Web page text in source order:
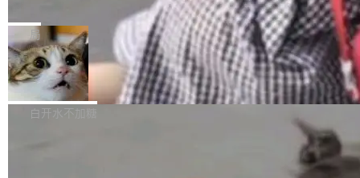
iel Gross 来自 Weil 律所，2 月 23 日下午 5:53
给 OpenAI 总法律顾问 Che Chang 发了封邮
件，附了一封长信，要求 OpenAI 配合调查前苹
果员工带走机密信...
C版的产品，搭载“人机双写”重磅功能——你写
你的，AI写AI的，同屏协作互不干扰。一句话让
AI帮你干活，现在开启全新体验！ 温馨提示：
体验WorkBuddy鸿蒙PC版前，请将 HUAWEI M
atePad Edge 升级至 HarmonyOS 6.1.0.135S
P9 patch03及以上版本。 *升级路径：设置 > 搜
全球知名开源多媒体框架 FFmpeg 今天正式发
布了 9.0 版本。这个版本除了带来新一代音视频
处理能力和硬件加速支持之外，还有一个特殊之
处：FFmpeg 9.0 的代号是“Lei”。 这个名字，
来自中国开发者雷霄骅（Lei Xiaohua）。 对于
很多中国音视频开发者而言，这个名字并不陌
局
亚马逊成本失控：AI 写代码烧掉 1215
万元，超预算 860%
外媒近日曝光了亚马逊的多份内部报告显示，AI
导致公司在多个项目上超支。《金融时报》报道
白开水不加糖